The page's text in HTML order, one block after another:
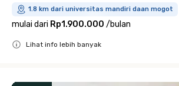
1.8 km dari universitas mandiri daan mogot
mulai dari Rp1.900.000 /bulan
Lihat info lebih banyak